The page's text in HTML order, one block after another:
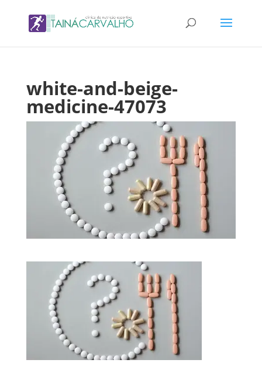
white-and-beige-
medicine-47073